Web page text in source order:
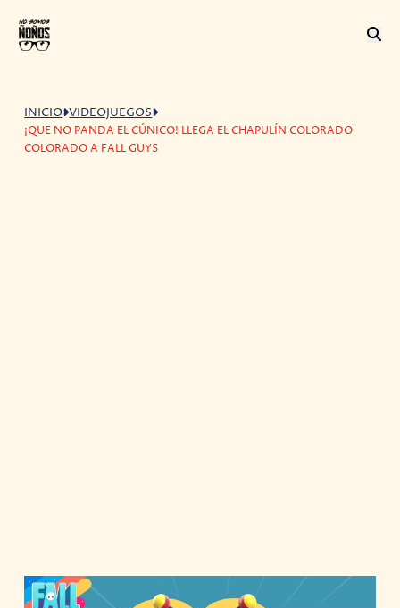
INICIO VIDEOJUEGOS
¡QUE NO PANDA EL CÚNICO! LLEGA EL CHAPULÍN COLORADO
COLORADO A FALL GUYS